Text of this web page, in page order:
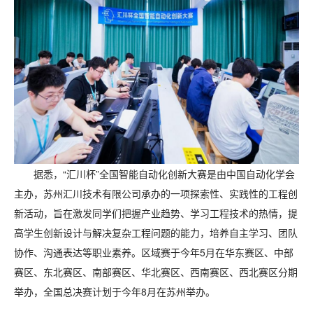
据悉，“汇川杯”全国智能自动化创新大赛是由中国自动化学会
主办，苏州汇川技术有限公司承办的一项探索性、实践性的工程创
新活动，旨在激发同学们把握产业趋势、学习工程技术的热情，提
高学生创新设计与解决复杂工程问题的能力，培养自主学习、团队
协作、沟通表达等职业素养。区域赛于今年5月在华东赛区、中部
赛区、东北赛区、南部赛区、华北赛区、西南赛区、西北赛区分期
举办，全国总决赛计划于今年8月在苏州举办。